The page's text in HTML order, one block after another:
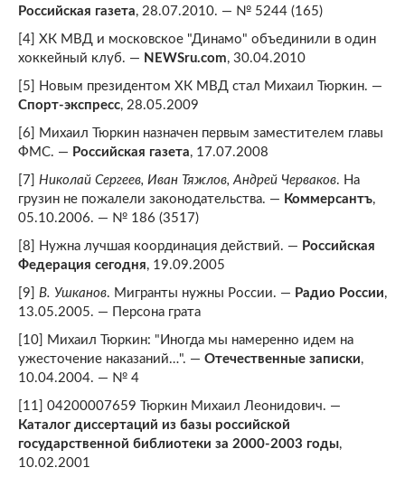
Российская газета, 28.07.2010. — № 5244 (165)
[4] ХК МВД и московское "Динамо" объединили в один
хоккейный клуб. — NEWSru.com, 30.04.2010
[5] Новым президентом ХК МВД стал Михаил Тюркин. —
Спорт-экспресс, 28.05.2009
[6] Михаил Тюркин назначен первым заместителем главы
ФМС. — Российская газета, 17.07.2008
[7] Николай Сергеев, Иван Тяжлов, Андрей Черваков. На
грузин не пожалели законодательства. — Коммерсантъ,
05.10.2006. — № 186 (3517)
[8] Нужна лучшая координация действий. — Российская
Федерация сегодня, 19.09.2005
[9] В. Ушканов. Мигранты нужны России. — Радио России,
13.05.2005. — Персона грата
[10] Михаил Тюркин: "Иногда мы намеренно идем на
ужесточение наказаний…". — Отечественные записки,
10.04.2004. — № 4
[11] 04200007659 Тюркин Михаил Леонидович. —
Каталог диссертаций из базы российской
государственной библиотеки за 2000-2003 годы,
10.02.2001